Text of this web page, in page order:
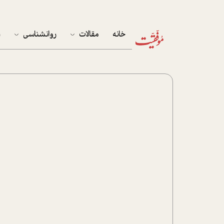
خانه مقالات روانشناسی